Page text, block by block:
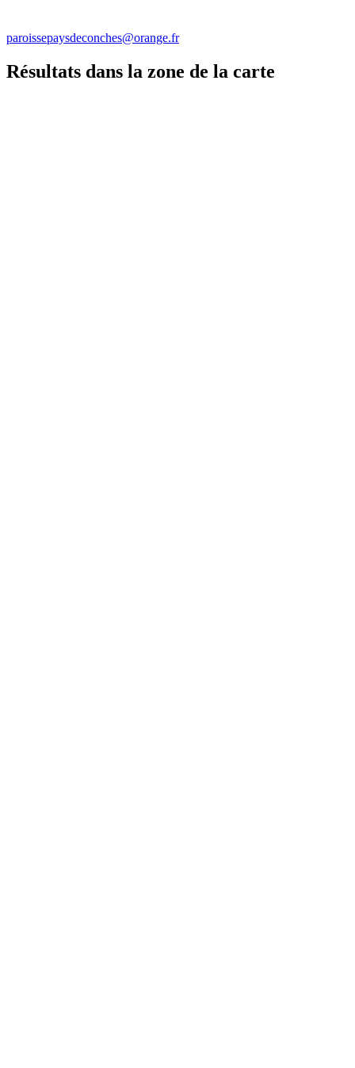
paroissepaysdeconches@orange.fr
Résultats dans la zone de la carte